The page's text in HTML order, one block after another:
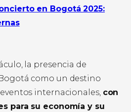
en Bogotá 2025:
la presencia de
como un destino
internacionales, con
para su economía y su